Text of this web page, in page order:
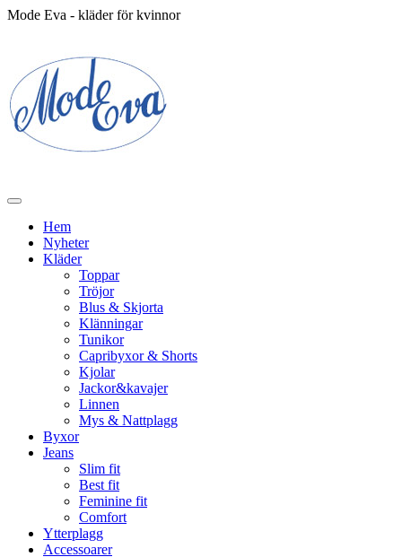
Mode Eva - kläder för kvinnor
Hem
Nyheter
Kläder
Toppar
Tröjor
Blus & Skjorta
Klänningar
Tunikor
Capribyxor & Shorts
Kjolar
Jackor&kavajer
Linnen
Mys & Nattplagg
Byxor
Jeans
Slim fit
Best fit
Feminine fit
Comfort
Ytterplagg
Accessoarer